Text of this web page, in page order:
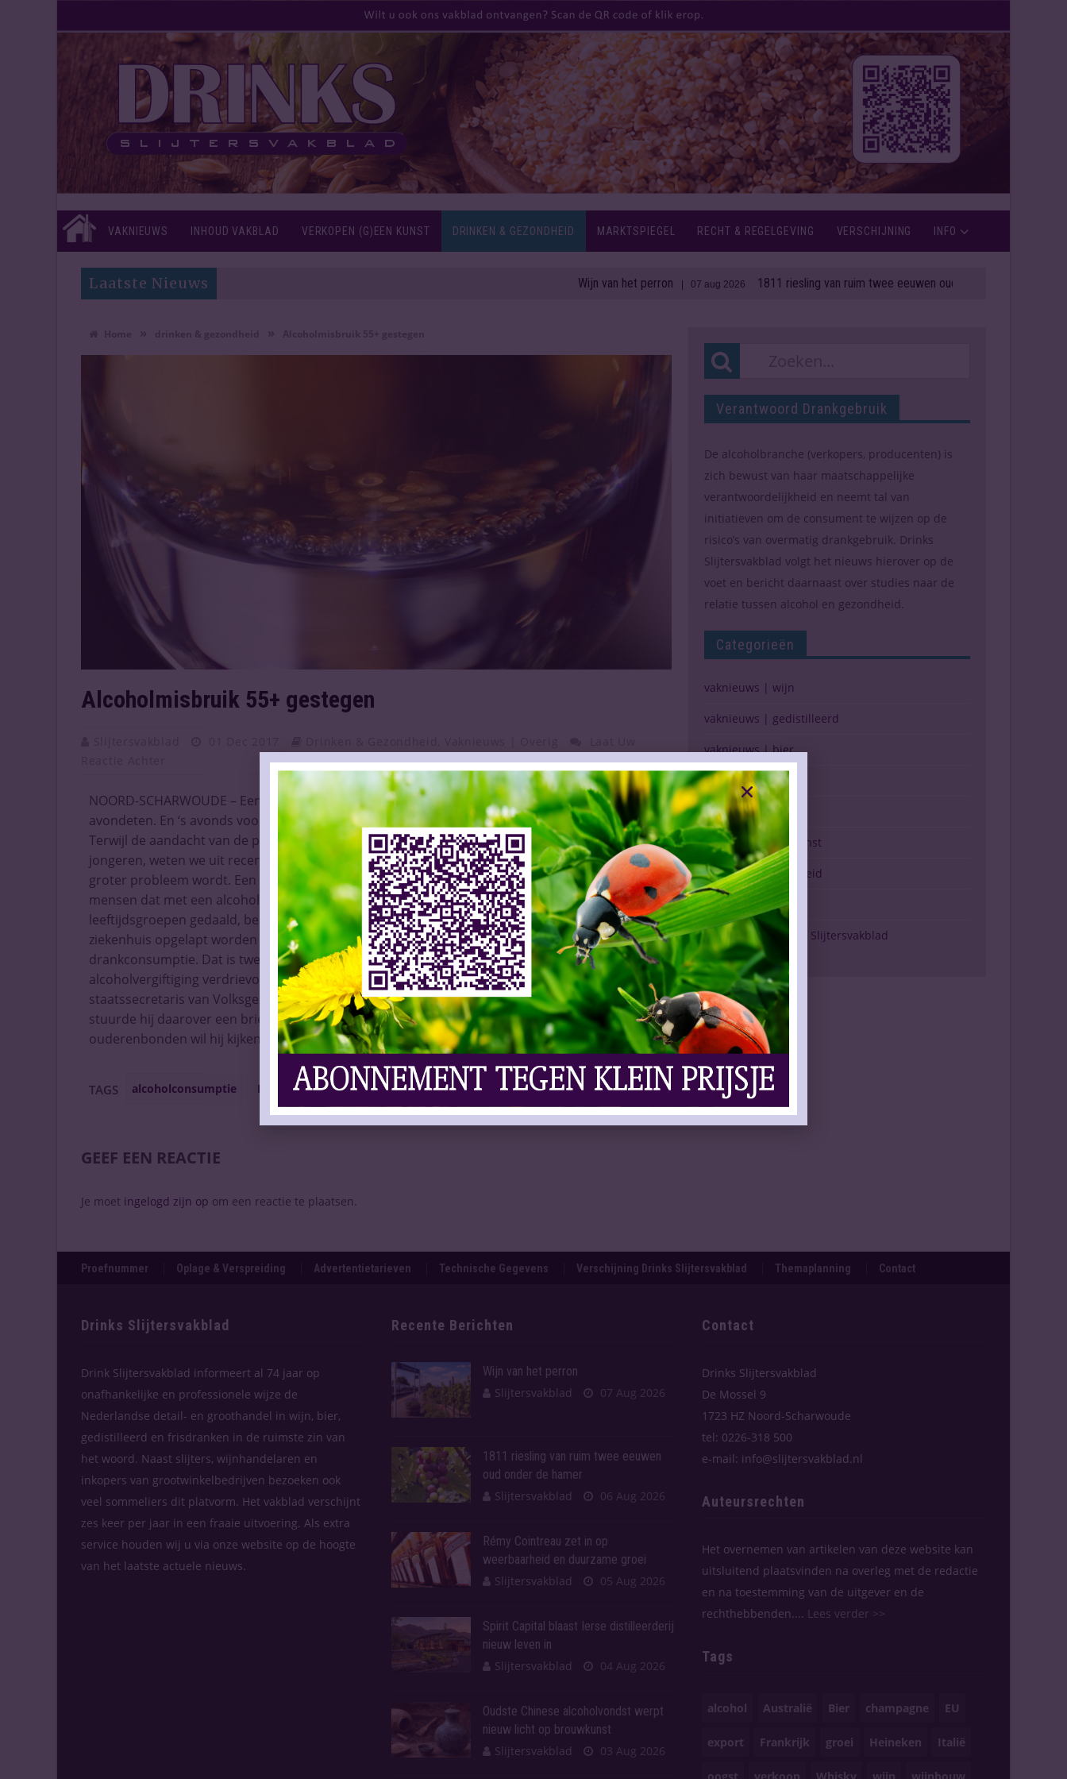
VAKNIEUWS INHOUD VAKBLAD VERKOPEN (G)EEN KUNST DRINKEN & GEZONDHEID MARKTSPIEGEL RECHT & REGELGEVING VERSCHIJNING INFO
Laatste Nieuws Wijn van het perron| 07 aug 2026 1811 riesling van ruim twee eeuwen oud onder de hamer
Alcoholmisbruik 55+ gestegen
NOORD-SCHARWOUDE – Een wijntje in de namiddag, eentje tijdens het koken en bij het
avondeten. En ‘s avonds voor de buis komt de fles weer op tafel. Gezellig, nog een glaasje.
Terwijl de aandacht van de politiek de laatste jaren vooral uitging naar drankgebruik onder
jongeren, weten we uit recente onderzoeken dat alcoholgebruik onder ouderen een steeds
groter probleem wordt. Een nieuw rapport van VeiligheidNL bevestigt dit verhaal. Het aantal
mensen dat met een alcoholvergiftiging op de Spoedeisende Hulp terechtkwam, is in alle
leeftijdsgroepen gedaald, behalve onder 55+’ers. 5.000 ouderen moesten in 2016 in het
ziekenhuis opgelapt worden nadat zij letsel hadden opgelopen door overmatige
drankconsumptie. Dat is twee keer zoveel als tien jaar geleden. Het aantal ouderen met een
alcoholvergiftiging verdrievoudigde in die periode. De ontwikkeling baart de nieuwe
staatssecretaris van Volksgezondheid, Welzijn en Sport Paul Blokhuis zorgen. Woensdagavond
stuurde hij daarover een brief naar de Tweede Kamer. In samenwerking met de
ouderenbonden wil hij kijken hoe dit gedrag kan worden veranderd.
TAGS alcoholconsumptie Drankmisbruik ouderen
GEEF EEN REACTIE
Je moet ingelogd zijn op om een reactie te plaatsen.
Verantwoord Drankgebruik
De alcoholbranche (verkopers, producenten) is
zich bewust van haar maatschappelijke
verantwoordelijkheid en neemt tal van
initiatieven om de consument te wijzen op de
risico’s van overmatig drankgebruik. Drinks
Slijtersvakblad volgt het nieuws hierover op de
voet en bericht daarnaast over studies naar de
relatie tussen alcohol en gezondheid.
Categorieën
vaknieuws | wijn
vaknieuws | gedistilleerd
vaknieuws | bier
vaknieuws | overig
inhoud vakblad
verkopen (g)een kunst
drinken & gezondheid
marktspiegel
Verschijning Drinks Slijtersvakblad
Proefnummer Oplage & Verspreiding Advertentietarieven Technische Gegevens Verschijning Drinks Slijtersvakblad Themaplanning Contact
Drinks Slijtersvakblad
Drink Slijtersvakblad informeert al 74 jaar op
onafhankelijke en professionele wijze de
Nederlandse detail- en groothandel in wijn, bier,
gedistilleerd en frisdranken in de ruimste zin van
het woord. Naast slijters, wijnhandelaren en
inkopers van grootwinkelbedrijven bezoeken ook
veel sommeliers dit platvorm. Het vakblad verschijnt
zes keer per jaar in een fraaie uitvoering. Als extra
service houden wij u via onze website op de hoogte
van het laatste actuele nieuws.
Recente Berichten
Wijn van het perron
Slijtersvakblad
07 Aug 2026
1811 riesling van ruim twee eeuwen
oud onder de hamer
Slijtersvakblad
06 Aug 2026
Rémy Cointreau zet in op
weerbaarheid en duurzame groei
Slijtersvakblad
05 Aug 2026
Spirit Capital blaast Ierse distilleerderij
nieuw leven in
Slijtersvakblad
04 Aug 2026
Oudste Chinese alcoholvondst werpt
nieuw licht op brouwkunst
Slijtersvakblad
03 Aug 2026
Contact
Drinks Slijtersvakblad
De Mossel 9
1723 HZ Noord-Scharwoude
tel: 0226-318 500
e-mail: info@slijtersvakblad.nl
Auteursrechten
Het overnemen van artikelen van deze website kan
uitsluitend plaatsvinden na overleg met de redactie
en na toestemming van de uitgever en de
rechthebbenden.... Lees verder >>
Tags
alcohol Australië Bier champagne EU
export Frankrijk groei Heineken Italië